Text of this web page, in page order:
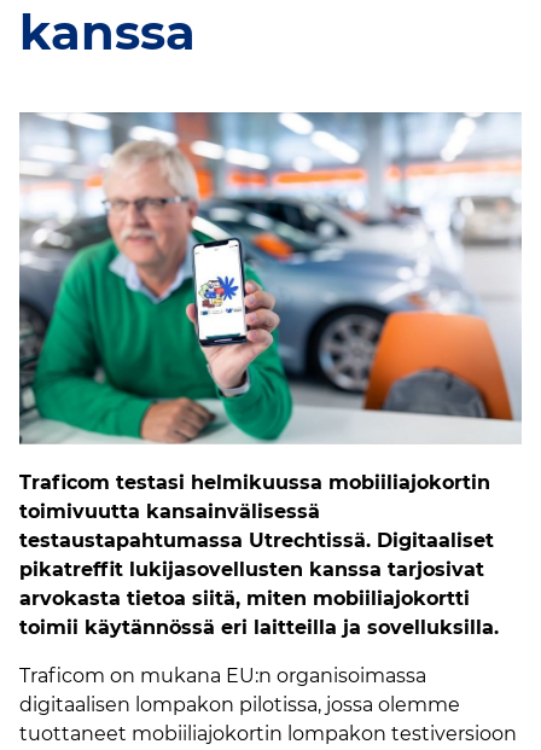
kanssa
Traficom testasi helmikuussa mobiiliajokortin
toimivuutta kansainvälisessä
testaustapahtumassa Utrechtissä. Digitaaliset
pikatreffit lukijasovellusten kanssa tarjosivat
arvokasta tietoa siitä, miten mobiiliajokortti
toimii käytännössä eri laitteilla ja sovelluksilla.
Traficom on mukana EU:n organisoimassa
digitaalisen lompakon pilotissa, jossa olemme
tuottaneet mobiiliajokortin lompakon testiversioon